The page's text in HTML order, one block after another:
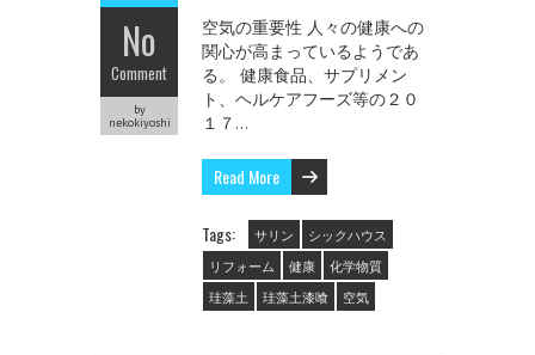
No
Comment
by
nekokiyoshi
空気の重要性 人々の健康への
関心が高まっているようであ
る。 健康食品、サプリメン
ト、ヘルケアフーズ等の２０
１７…
Read More
Tags: サリン
シックハウス
リフォーム
健康
化学物質
珪藻土
珪藻土漆喰 空気